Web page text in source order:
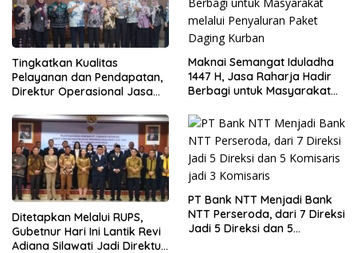
Tingkatkan Kualitas
Pelayanan dan Pendapatan,
Direktur Operasional Jasa
di Lampung dan Tinjau
Samsat Rajabasa
Maknai Semangat Iduladha
1447 H, Jasa Raharja Hadir
Berbagi untuk Masyarakat
Daging Kurban
Ditetapkan Melalui RUPS,
Gubetnur Hari Ini Lantik Revi
Adiana Silawati Jadi Direktur
PT Bank NTT Menjadi Bank
NTT Perseroda, dari 7 Direksi
Jadi 5 Direksi dan 5